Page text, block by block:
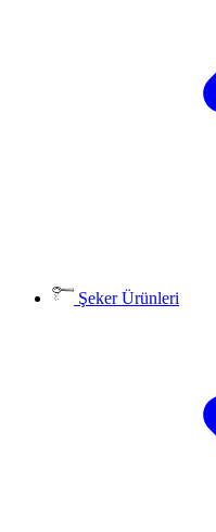
Şeker Ürünleri